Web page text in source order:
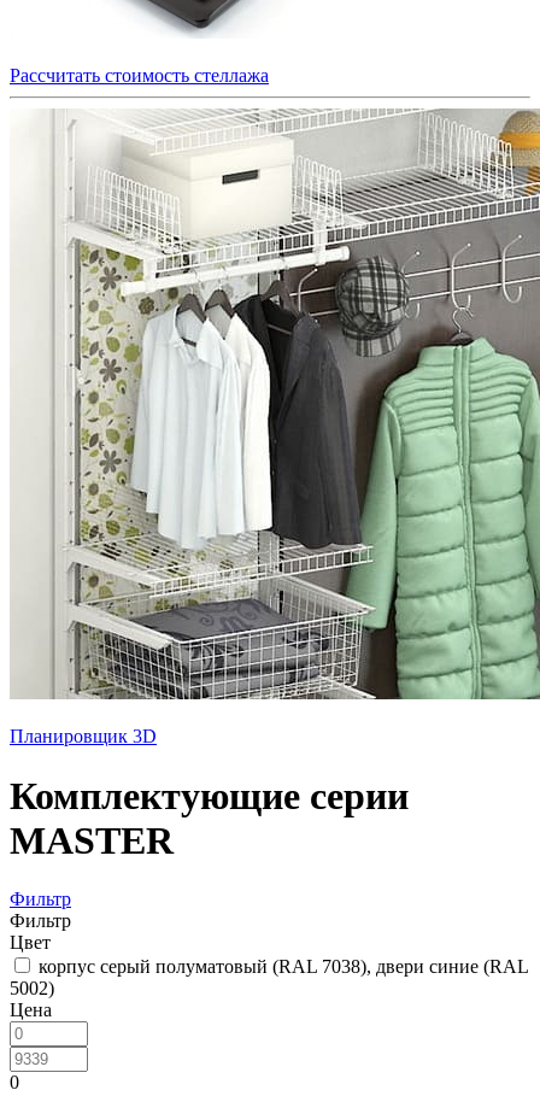
Рассчитать стоимость стеллажа
Планировщик 3D
Комплектующие серии
MASTER
Фильтр
Фильтр
Цвет
корпус серый полуматовый (RAL 7038), двери синие (RAL
5002)
Цена
0